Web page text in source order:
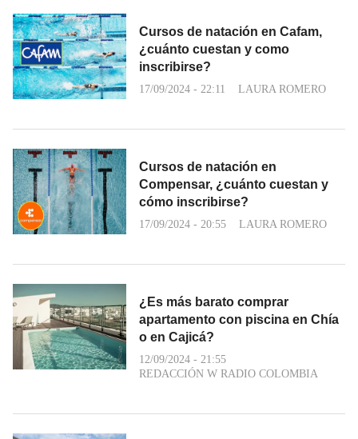
Cursos de natación en Cafam,
¿cuánto cuestan y como
inscribirse?
17/09/2024 - 22:11 LAURA ROMERO
Cursos de natación en
Compensar, ¿cuánto cuestan y
cómo inscribirse?
17/09/2024 - 20:55 LAURA ROMERO
¿Es más barato comprar
apartamento con piscina en Chía
o en Cajicá?
12/09/2024 - 21:55
REDACCIÓN W RADIO COLOMBIA